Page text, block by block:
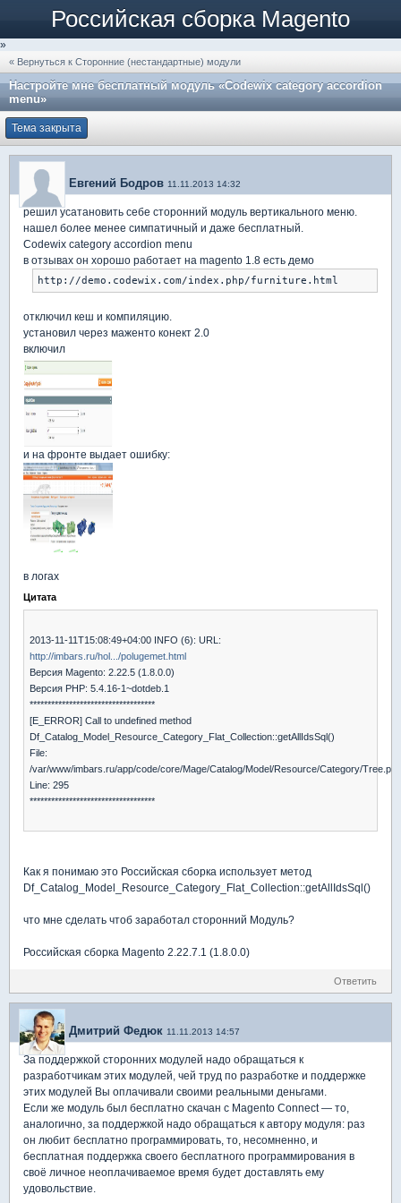
Российская сборка Magento
»
« Вернуться к Сторонние (нестандартные) модули
Настройте мне бесплатный модуль «Codewix category accordion
menu»
Тема закрыта
Евгений Бодров 11.11.2013 14:32
решил усатановить себе сторонний модуль вертикального меню.
нашел более менее симпатичный и даже бесплатный.
Codewix category accordion menu
в отзывах он хорошо работает на magento 1.8 есть демо
http://demo.codewix.com/index.php/furniture.html
отключил кеш и компиляцию.
установил через маженто конект 2.0
включил
и на фронте выдает ошибку:
в логах
Цитата
2013-11-11T15:08:49+04:00 INFO (6): URL:
http://imbars.ru/hol.../polugemet.html
Версия Magento: 2.22.5 (1.8.0.0)
Версия PHP: 5.4.16-1~dotdeb.1
***********************************
[E_ERROR] Call to undefined method
Df_Catalog_Model_Resource_Category_Flat_Collection::getAllIdsSql()
File:
/var/www/imbars.ru/app/code/core/Mage/Catalog/Model/Resource/Category/Tree.php
Line: 295
***********************************
Как я понимаю это Российская сборка использует метод
Df_Catalog_Model_Resource_Category_Flat_Collection::getAllIdsSql()
что мне сделать чтоб заработал сторонний Модуль?
Российская сборка Magento 2.22.7.1 (1.8.0.0)
Ответить
Дмитрий Федюк 11.11.2013 14:57
За поддержкой сторонних модулей надо обращаться к
разработчикам этих модулей, чей труд по разработке и поддержке
этих модулей Вы оплачивали своими реальными деньгами.
Если же модуль был бесплатно скачан с Magento Connect — то,
аналогично, за поддержкой надо обращаться к автору модуля: раз
он любит бесплатно программировать, то, несомненно, и
бесплатная поддержка своего бесплатного программирования в
своё личное неоплачиваемое время будет доставлять ему
удовольствие.